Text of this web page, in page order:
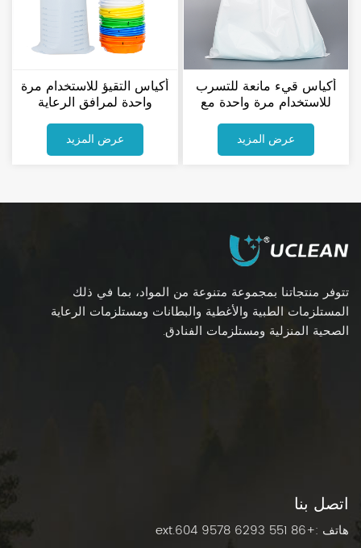
أكياس التقيؤ للاستخدام مرة
واحدة لمرافق الرعاية
الصحية المنزلية
عرض المزيد
أكياس قيء مانعة للتسرب
للاستخدام مرة واحدة مع
رباط، مخصصة للعناية
بالمرضى، مزودة بفوطة
ماصة.
عرض المزيد
تتوفر منتجاتنا بمجموعة متنوعة من المواد، بما في ذلك
المستلزمات الطبية والأغطية والبطانات ومستلزمات الرعاية
الصحية المنزلية ومستلزمات الفنادق.
اتصل بنا
هاتف :+86 551 6293 9578 ext.604